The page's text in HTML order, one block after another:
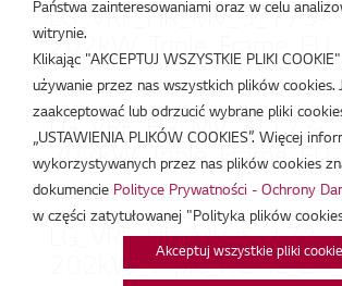
LG_VRF_HR_MV_5_173-
lut 20, 2026
LG_VRF_HR_MV_5_173-
lut 20, 2026
LG_VRF_HP_MV_5_173-
Państwa zainteresowaniami oraz w celu
witrynie.
Klikając "AKCEPTUJ WSZYSTKIE PLIKI
używanie przez nas wszystkich plików cookies.
zaakceptować lub odrzucić wybrane pliki
„USTAWIENIA PLIKÓW COOKIES”. Więcej
wykorzystywanych przez nas plików cookies
dokumencie Polityce Prywatności - Ochrony
w części zatytułowanej "Polityka plików
Akceptuj wszystkie pliki cookie